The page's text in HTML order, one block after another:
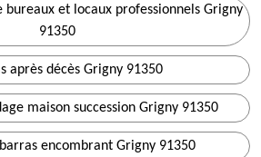
bureaux et locaux professionnels Grigny
91350
après décès Grigny 91350
maison succession Grigny 91350
encombrant Grigny 91350